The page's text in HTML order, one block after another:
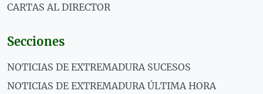
CARTAS AL DIRECTOR
Secciones
NOTICIAS DE EXTREMADURA SUCESOS
NOTICIAS DE EXTREMADURA ÚLTIMA HORA